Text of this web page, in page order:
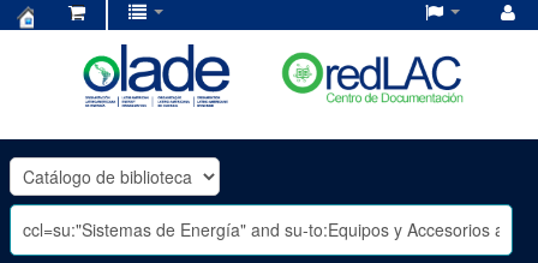
OLADE
-